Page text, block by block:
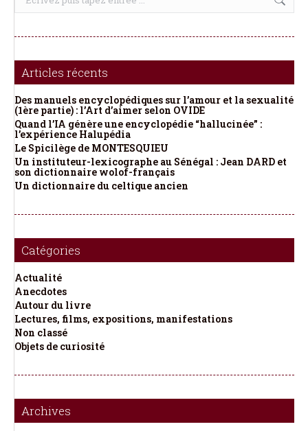
Articles récents
Des manuels encyclopédiques sur l’amour et la sexualité
(1ère partie) : l’Art d’aimer selon OVIDE
Quand l’IA génère une encyclopédie “hallucinée” :
l’expérience Halupédia
Le Spicilège de MONTESQUIEU
Un instituteur-lexicographe au Sénégal : Jean DARD et
son dictionnaire wolof-français
Un dictionnaire du celtique ancien
Catégories
Actualité
Anecdotes
Autour du livre
Lectures, films, expositions, manifestations
Non classé
Objets de curiosité
Archives